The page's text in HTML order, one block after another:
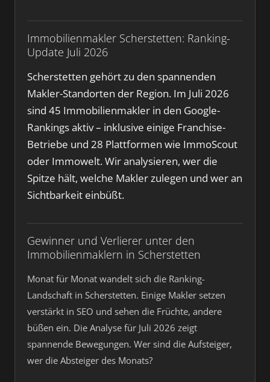
Immobilienmakler Scherstetten: Ranking-
Update Juli 2026
Scherstetten gehört zu den spannenden
Makler-Standorten der Region. Im Juli 2026
sind 45 Immobilienmakler in den Google-
Rankings aktiv – inklusive einige Franchise-
Betriebe und 28 Plattformen wie ImmoScout
oder Immowelt. Wir analysieren, wer die
Spitze hält, welche Makler zulegen und wer an
Sichtbarkeit einbüßt.
Gewinner und Verlierer unter den
Immobilienmaklern in Scherstetten
Monat für Monat wandelt sich die Ranking-
Landschaft in Scherstetten. Einige Makler setzen
verstärkt in SEO und sehen die Früchte, andere
büßen ein. Die Analyse für Juli 2026 zeigt
spannende Bewegungen. Wer sind die Aufsteiger,
wer die Absteiger des Monats?